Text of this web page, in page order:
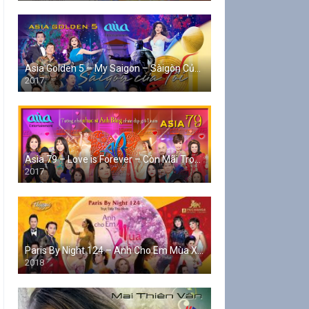
Asia Golden 5 – My Saigon – Sàigòn Của Tôi
2017
Asia 79 – Love is Forever – Còn Mãi Trong Tim (FULL)
2017
Paris By Night 124 – Anh Cho Em Mùa Xuân
2018